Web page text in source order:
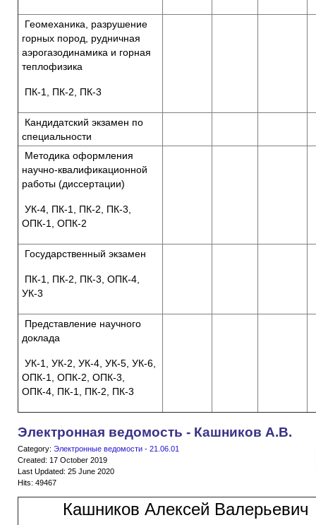
Геомеханика, разрушение
горных пород, рудничная
аэрогазодинамика и горная
теплофизика
ПК-1, ПК-2, ПК-3
Кандидатский экзамен по
специальности
Методика оформления
научно-квалификационной
работы (диссертации)
УК-4, ПК-1, ПК-2, ПК-3,
ОПК-1, ОПК-2
Государственный экзамен
ПК-1, ПК-2, ПК-3, ОПК-4,
УК-3
Представление научного
доклада
УК-1, УК-2, УК-4, УК-5, УК-6,
ОПК-1, ОПК-2, ОПК-3,
ОПК-4, ПК-1, ПК-2, ПК-3
Электронная ведомость - Кашников А.В.
Category: Электронные ведомости - 21.06.01
Created: 17 October 2019
Last Updated: 25 June 2020
Hits: 49467
Кашников Алексей Валерьевич